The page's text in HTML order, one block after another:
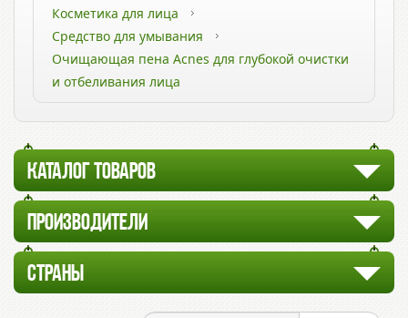
Косметика для лица
Средство для умывания
Очищающая пена Acnes для глубокой очистки
и отбеливания лица
КАТАЛОГ ТОВАРОВ
ПРОИЗВОДИТЕЛИ
СТРАНЫ